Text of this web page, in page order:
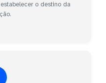
o destino da